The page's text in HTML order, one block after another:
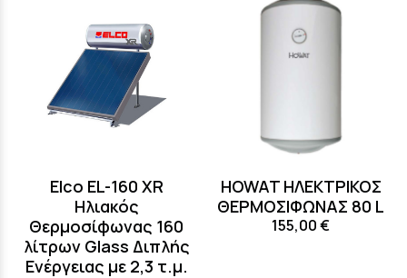
Elco EL-160 XR
Ηλιακός
Θερμοσίφωνας 160
λίτρων Glass Διπλής
Ενέργειας με 2,3 τ.μ.
HOWAT ΗΛΕΚΤΡΙΚΟΣ
ΘΕΡΜΟΣΙΦΩΝΑΣ 80 L
155,00 €